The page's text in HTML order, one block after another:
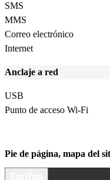
SMS
MMS
Correo electrónico
Internet
Anclaje a red
USB
Punto de acceso Wi-Fi
Pie de página, mapa del